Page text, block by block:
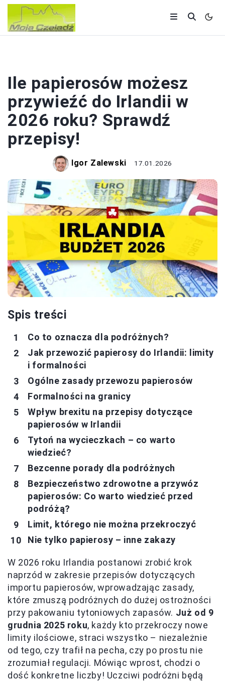
Ile papierosów możesz
przywieźć do Irlandii w
2026 roku? Sprawdź
przepisy!
Igor Zalewski 17.01.2026
Spis treści
Co to oznacza dla podróżnych?
Jak przewozić papierosy do Irlandii: limity
i formalności
Ogólne zasady przewozu papierosów
Formalności na granicy
Wpływ brexitu na przepisy dotyczące
papierosów w Irlandii
Tytoń na wycieczkach – co warto
wiedzieć?
Bezcenne porady dla podróżnych
Bezpieczeństwo zdrowotne a przywóz
papierosów: Co warto wiedzieć przed
podróżą?
Limit, którego nie można przekroczyć
Nie tylko papierosy – inne zakazy
W 2026 roku Irlandia postanowi zrobić krok
naprzód w zakresie przepisów dotyczących
importu papierosów, wprowadzając zasady,
które zmuszą podróżnych do dużej ostrożności
przy pakowaniu tytoniowych zapasów. Już od 9
grudnia 2025 roku, każdy kto przekroczy nowe
limity ilościowe, straci wszystko – niezależnie
od tego, czy trafił na pecha, czy po prostu nie
zrozumiał regulacji. Mówiąc wprost, chodzi o
dość konkretne liczby! Uczciwi podróżni będą